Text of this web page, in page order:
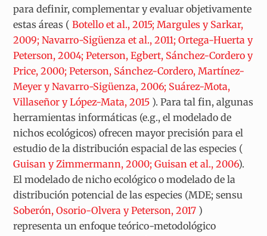
para definir, complementar y evaluar objetivamente
estas áreas (Botello et al., 2015; Margules y Sarkar,
2009; Navarro-Sigüenza et al., 2011; Ortega-Huerta y
Peterson, 2004; Peterson, Egbert, Sánchez-Cordero y
Price, 2000; Peterson, Sánchez-Cordero, Martínez-
Meyer y Navarro-Sigüenza, 2006; Suárez-Mota,
Villaseñor y López-Mata, 2015 ). Para tal fin, algunas
herramientas informáticas (e.g., el modelado de
nichos ecológicos) ofrecen mayor precisión para el
estudio de la distribución espacial de las especies (
Guisan y Zimmermann, 2000; Guisan et al., 2006).
El modelado de nicho ecológico o modelado de la
distribución potencial de las especies (MDE; sensu
Soberón, Osorio-Olvera y Peterson, 2017 )
representa un enfoque teórico-metodológico